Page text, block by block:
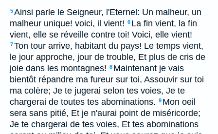
5Ainsi parle le Seigneur, l'Eternel: Un malheur, un
malheur unique! voici, il vient! 6 La fin vient, la fin
vient, elle se réveille contre toi! Voici, elle vient!
7Ton tour arrive, habitant du pays! Le temps vient,
le jour approche, jour de trouble, Et plus de cris de
joie dans les montagnes! 8 Maintenant je vais
bientôt répandre ma fureur sur toi, Assouvir sur toi
ma colère; Je te jugerai selon tes voies, Je te
chargerai de toutes tes abominations. 9 Mon oeil
sera sans pitié, Et je n'aurai point de miséricorde;
Je te chargerai de tes voies, Et tes abominations